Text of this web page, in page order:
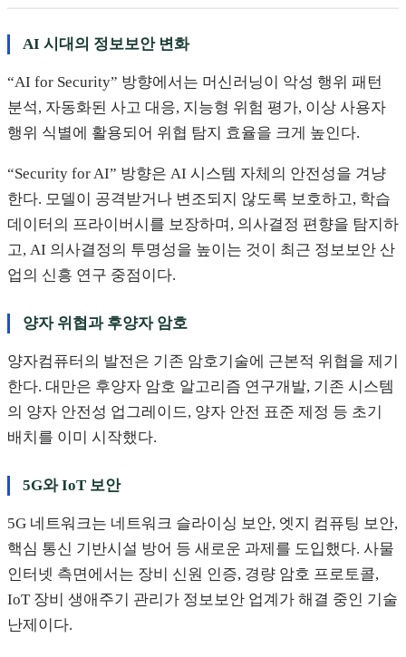
AI 시대의 정보보안 변화
“AI for Security” 방향에서는 머신러닝이 악성 행위 패턴
분석, 자동화된 사고 대응, 지능형 위험 평가, 이상 사용자
행위 식별에 활용되어 위협 탐지 효율을 크게 높인다.
“Security for AI” 방향은 AI 시스템 자체의 안전성을 겨냥
한다. 모델이 공격받거나 변조되지 않도록 보호하고, 학습
데이터의 프라이버시를 보장하며, 의사결정 편향을 탐지하
고, AI 의사결정의 투명성을 높이는 것이 최근 정보보안 산
업의 신흥 연구 중점이다.
양자 위협과 후양자 암호
양자컴퓨터의 발전은 기존 암호기술에 근본적 위협을 제기
한다. 대만은 후양자 암호 알고리즘 연구개발, 기존 시스템
의 양자 안전성 업그레이드, 양자 안전 표준 제정 등 초기
배치를 이미 시작했다.
5G와 IoT 보안
5G 네트워크는 네트워크 슬라이싱 보안, 엣지 컴퓨팅 보안,
핵심 통신 기반시설 방어 등 새로운 과제를 도입했다. 사물
인터넷 측면에서는 장비 신원 인증, 경량 암호 프로토콜,
IoT 장비 생애주기 관리가 정보보안 업계가 해결 중인 기술
난제이다.